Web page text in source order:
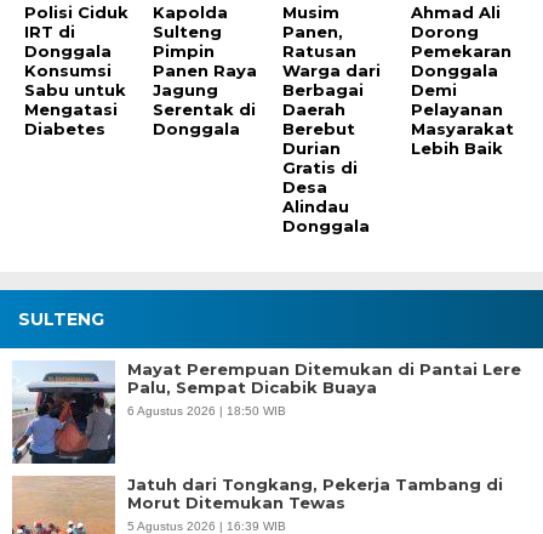
Polisi Ciduk
IRT di
Donggala
Konsumsi
Sabu untuk
Mengatasi
Diabetes
Kapolda
Sulteng
Pimpin
Panen Raya
Jagung
Serentak di
Donggala
Musim
Panen,
Ratusan
Warga dari
Berbagai
Daerah
Berebut
Durian
Gratis di
Desa
Alindau
Donggala
Ahmad Ali
Dorong
Pemekaran
Donggala
Demi
Pelayanan
Masyarakat
Lebih Baik
SULTENG
Mayat Perempuan Ditemukan di Pantai Lere
Palu, Sempat Dicabik Buaya
6 Agustus 2026 | 18:50 WIB
Jatuh dari Tongkang, Pekerja Tambang di
Morut Ditemukan Tewas
5 Agustus 2026 | 16:39 WIB